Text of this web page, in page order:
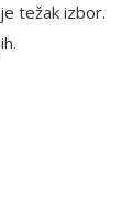
težak izbor.